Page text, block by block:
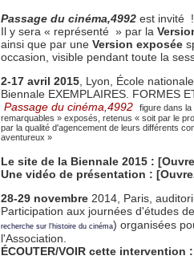
Passage du cinéma,4992 est invité !
Il y sera « représenté » par la
ainsi que par une Version exposée
occasion, visible pendant toute la
2-17 avril 2015 , Lyon, École
Biennale EXEMPLAIRES. FORMES
Passage du cinéma,4992
figure dans
remarquables » exposés, retenus « soit par le
par la qualité d'agencement de leurs différents
aventureux »
Le site de la Biennale 2015 : [
Une vidéo de présentation : [
28-29 novembre 2014, Paris,
Participation aux journées d'études
recherche sur l'histoire du cinéma) organisées
l'Association.
ÉCOUTER/VOIR cette intervention